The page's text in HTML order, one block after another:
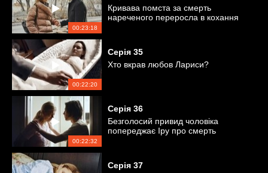
00:23:18
Кривава помста за смерть
нареченого переросла в кохання
00:22:20
Серія 35
Хто вкрав любов Лариси?
00:22:32
Серія 36
Безголосий привид чоловіка
попереджає Іру про смерть
Серія 37